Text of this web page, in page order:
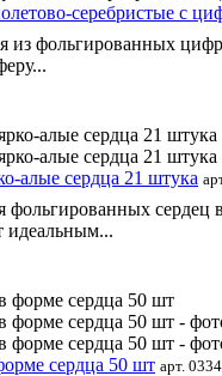
серебристые с
из фольгированных
алые сердца 21 штука
фольгированных сердец
идеальным...
сердца 50 шт арт.